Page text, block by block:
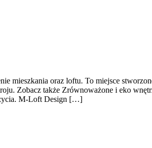
mieszkania oraz loftu. To miejsce
Zobacz także Zrównoważone i eko
życia. M-Loft Design […]